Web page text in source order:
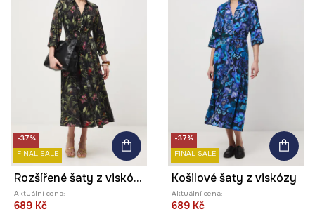
-37%
FINAL SALE
Rozšířené šaty z viskózy
Aktuální cena:
689 Kč
-37%
FINAL SALE
Košilové šaty z viskózy
Aktuální cena:
689 Kč